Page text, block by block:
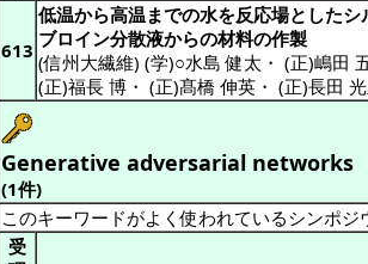
613
低温から高温までの水を反応場としたシ
ブロイン分散液からの材料の作製
(信州大繊維) (学)○水島 健太 ・ (正)嶋田
(正)福長 博 ・ (正)髙橋 伸英 ・ (正)長田
Generative adversarial networks
(1件)
このキーワードがよく使われているシンポ
受